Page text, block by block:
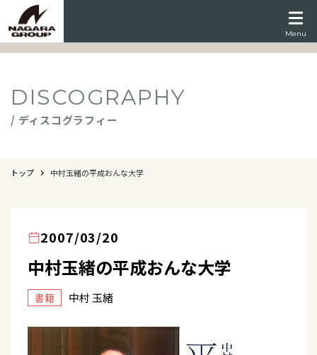
Menu
DISCOGRAPHY
/ ディスコグラフィー
トップ 中村玉緒の平成おんな大学
2007/03/20
中村玉緒の平成おんな大学
書籍 中村 玉緒